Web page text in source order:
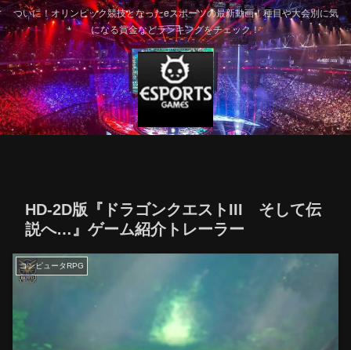
ついに！オリンピック競技となったeスポーツの最新動画！種目や大会別に気
になる賞金などランキングをチェック！
HD-2D版『ドラゴンクエストIII そして伝
説へ…』ゲーム紹介トレーラー
コンピュータRPG